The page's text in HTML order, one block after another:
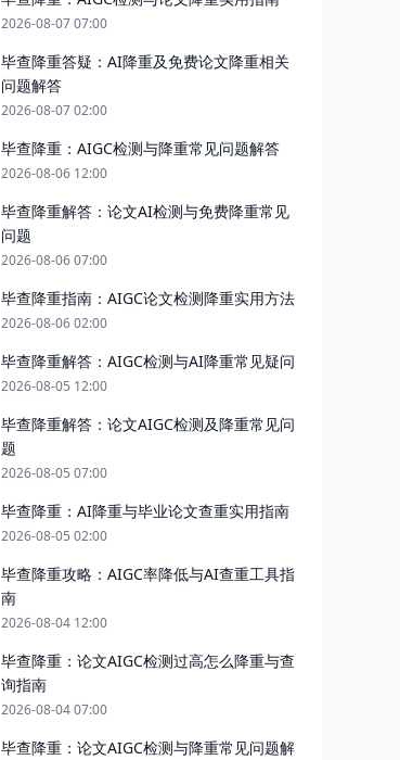
2026-08-07 07:00
毕查降重答疑：AI降重及免费论文降重相关
问题解答
2026-08-07 02:00
毕查降重：AIGC检测与降重常见问题解答
2026-08-06 12:00
毕查降重解答：论文AI检测与免费降重常见
问题
2026-08-06 07:00
毕查降重指南：AIGC论文检测降重实用方法
2026-08-06 02:00
毕查降重解答：AIGC检测与AI降重常见疑问
2026-08-05 12:00
毕查降重解答：论文AIGC检测及降重常见问
题
2026-08-05 07:00
毕查降重：AI降重与毕业论文查重实用指南
2026-08-05 02:00
毕查降重攻略：AIGC率降低与AI查重工具指
南
2026-08-04 12:00
毕查降重：论文AIGC检测过高怎么降重与查
询指南
2026-08-04 07:00
毕查降重：论文AIGC检测与降重常见问题解